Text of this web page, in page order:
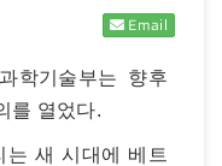
Email
학기술부는 향후
를 열었다.
새 시대에 베트